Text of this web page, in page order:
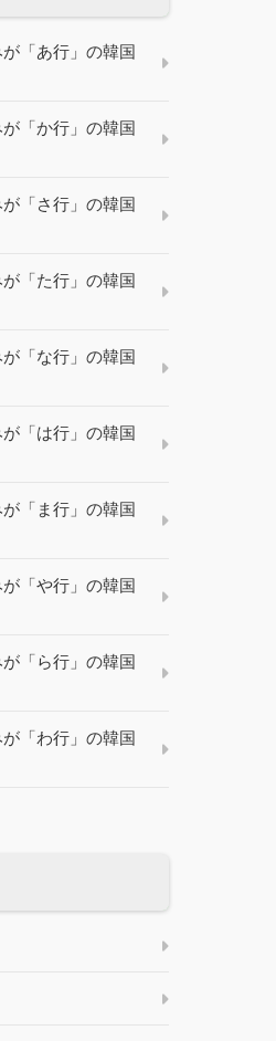
「あ行」の韓国
「か行」の韓国
「さ行」の韓国
「た行」の韓国
「な行」の韓国
「は行」の韓国
「ま行」の韓国
「や行」の韓国
「ら行」の韓国
「わ行」の韓国